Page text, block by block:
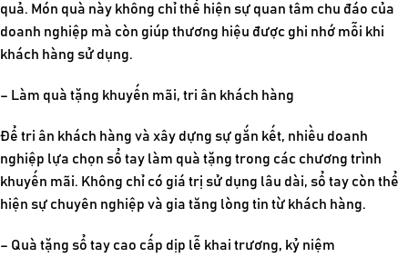
quả. Món quà này không chỉ thể hiện sự quan tâm chu đáo của
doanh nghiệp mà còn giúp thương hiệu được ghi nhớ mỗi khi
khách hàng sử dụng.
– Làm quà tặng khuyến mãi, tri ân khách hàng
Để tri ân khách hàng và xây dựng sự gắn kết, nhiều doanh
nghiệp lựa chọn sổ tay làm quà tặng trong các chương trình
khuyến mãi. Không chỉ có giá trị sử dụng lâu dài, sổ tay còn thể
hiện sự chuyên nghiệp và gia tăng lòng tin từ khách hàng.
– Quà tặng sổ tay cao cấp dịp lễ khai trương, kỷ niệm